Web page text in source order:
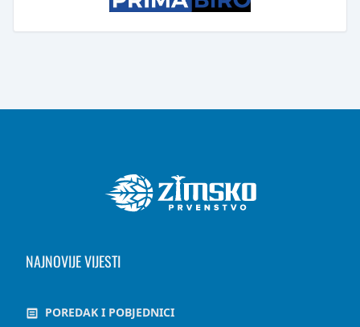
NAJNOVIJE VIJESTI
POREDAK I POBJEDNICI